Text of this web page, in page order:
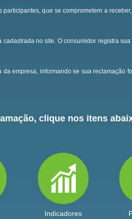
que se comprometem a
cadastrada no site. O consumidor registra
empresa, informando se sua reclamação
clique nos itens
Indicadores